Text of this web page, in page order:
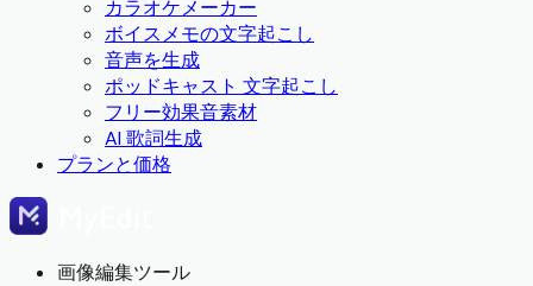
カラオケメーカー
ボイスメモの文字起こし
音声を生成
ポッドキャスト 文字起こし
フリー効果音素材
AI 歌詞生成
プランと価格
画像編集ツール